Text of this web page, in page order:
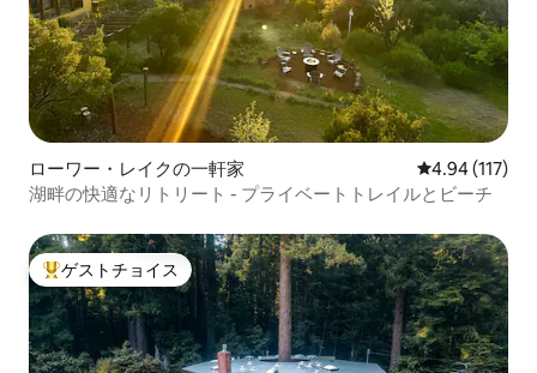
ローワー・レイクの一軒家 レビュー117
4.94 (117)
湖畔の快適なリトリート - プライベートトレイルとビーチ
大好評のゲストチョイスです。
ゲストチョイス